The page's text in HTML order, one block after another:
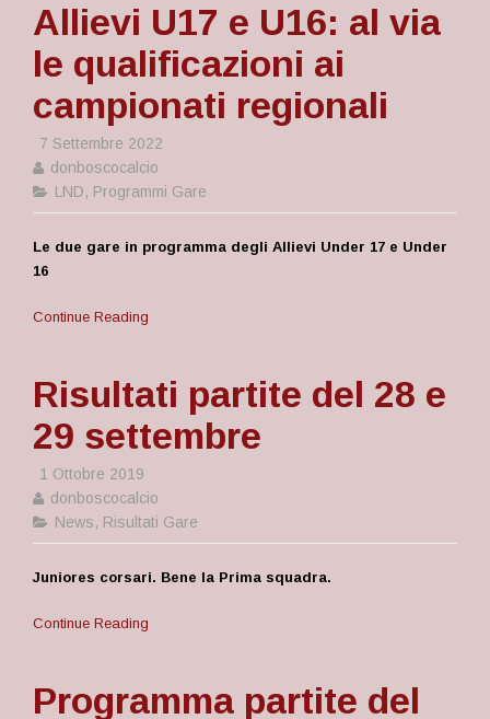
Allievi U17 e U16: al via
le qualificazioni ai
campionati regionali
7 Settembre 2022
donboscocalcio
LND, Programmi Gare
Le due gare in programma degli Allievi Under 17 e Under
16
Continue Reading
Risultati partite del 28 e
29 settembre
1 Ottobre 2019
donboscocalcio
News, Risultati Gare
Juniores corsari. Bene la Prima squadra.
Continue Reading
Programma partite del